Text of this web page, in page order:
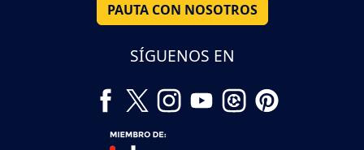
PAUTA CON NOSOTROS
SÍGUENOS EN